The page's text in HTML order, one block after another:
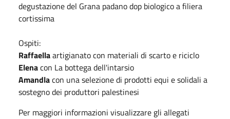
degustazione del Grana padano dop biologico a filiera
cortissima
Ospiti:
Raffaellaartigianato con materiali di scarto e riciclo
Elenacon La bottega dell'intarsio
Amandlacon unaselezione di prodotti equi e solidali a
sostegno dei produttori palestinesi
Per maggiori informazioni visualizzare gli allegati